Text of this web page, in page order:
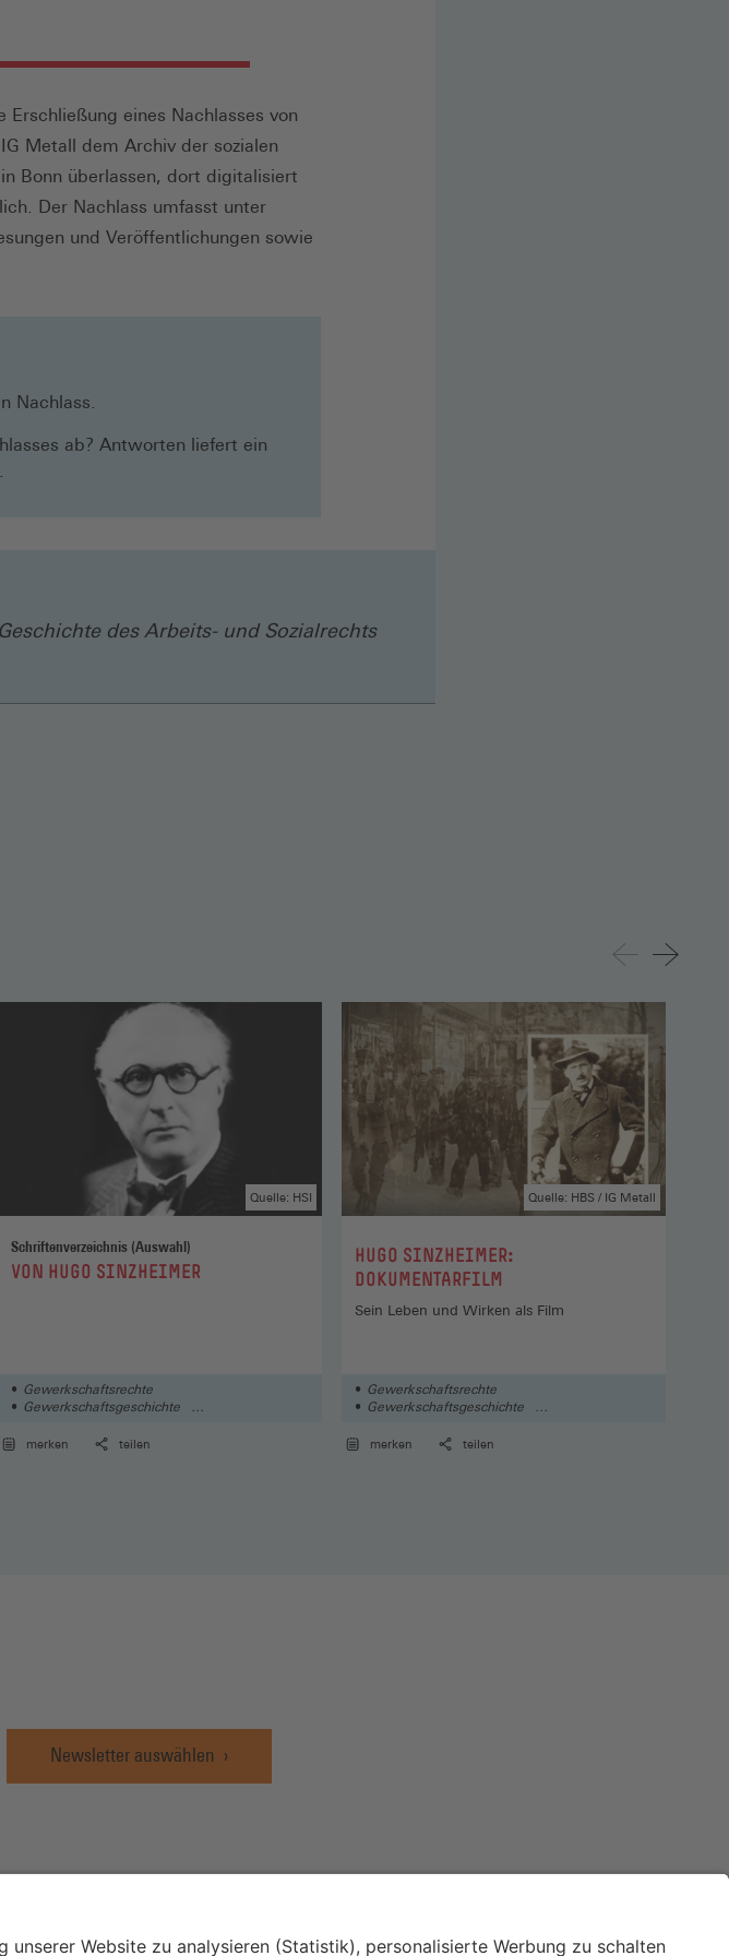
eines Nachlasses von
Metall dem Archiv der sozialen
Bonn überlassen, dort digitalisiert
Der Nachlass umfasst unter
und Veröffentlichungen sowie
Nachlass.
ab? Antworten liefert ein
des Arbeits- und Sozialrechts
Schriftenverzeichnis (Auswahl)
:VON HUGO SINZHEIMER
Quelle: HSI
Gewerkschaftsrechte
Gewerkschaftsgeschichte
Sozialrechts
merken teilen
:HUGO SINZHEIMER:
DOKUMENTARFILM
Quelle: HBS / IG Metall
Sein Leben und Wirken als Film
Gewerkschaftsrechte
Gewerkschaftsgeschichte
Sozialrechts
merken teilen
Newsletter auswählen